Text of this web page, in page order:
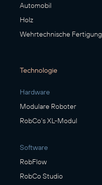
Automobil
Holz
Wehrtechnische Fertigung
Technologie
Hardware
Modulare Roboter
RobCo's XL-Modul
Software
RobFlow
RobCo Studio